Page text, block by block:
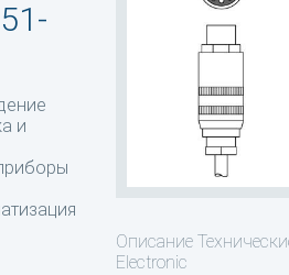
и
Описание
Electronic